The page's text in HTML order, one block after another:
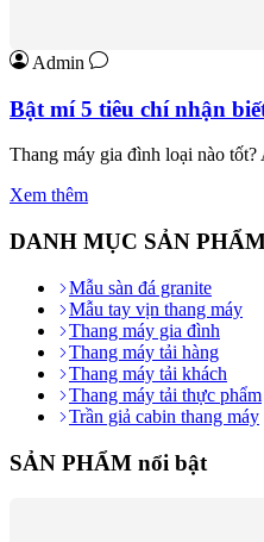
Admin
Bật mí 5 tiêu chí nhận
Thang máy gia đình loại nào
Xem thêm
DANH MỤC SẢN
Mẫu sàn đá granite
Mẫu tay vịn thang máy
Thang máy gia đình
Thang máy tải hàng
Thang máy tải khách
Thang máy tải thực phẩm
Trần giả cabin thang máy
SẢN PHẨM nổi bật